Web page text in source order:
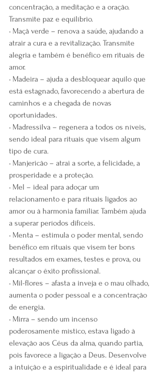
concentração, a meditação e a oração.
Transmite paz e equilíbrio.
• Maçã verde – renova a saúde, ajudando a
atrair a cura e a revitalização. Transmite
alegria e também é benéfico em rituais de
amor.
• Madeira – ajuda a desbloquear aquilo que
está estagnado, favorecendo a abertura de
caminhos e a chegada de novas
oportunidades.
• Madressilva – regenera a todos os níveis,
sendo ideal para rituais que visem algum
tipo de cura.
• Manjericão – atrai a sorte, a felicidade, a
prosperidade e a proteção.
• Mel – ideal para adoçar um
relacionamento e para rituais ligados ao
amor ou à harmonia familiar. Também ajuda
a superar períodos difíceis.
• Menta – estimula o poder mental, sendo
benéfico em rituais que visem ter bons
resultados em exames, testes e prova, ou
alcançar o êxito profissional.
• Mil-flores – afasta a inveja e o mau olhado,
aumenta o poder pessoal e a concentração
de energia.
• Mirra – sendo um incenso
poderosamente místico, estava ligado à
elevação aos Céus da alma, quando partia,
pois favorece a ligação a Deus. Desenvolve
a intuição e a espiritualidade e é ideal para